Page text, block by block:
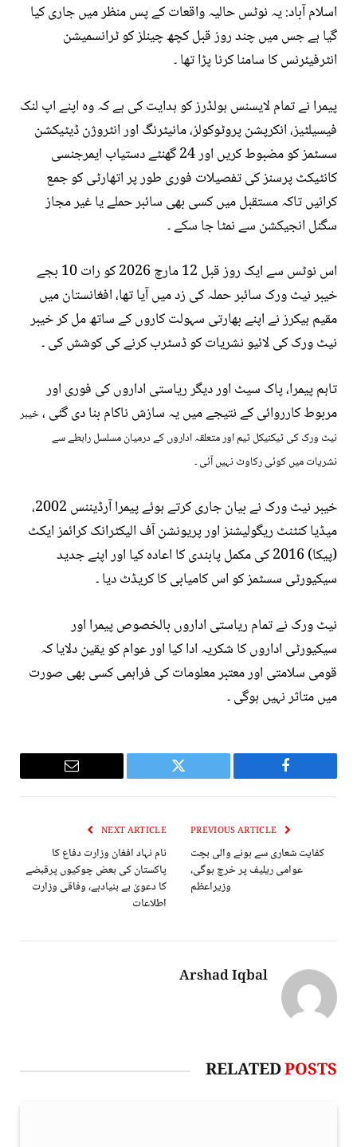
اسلام آباد: یہ نوٹس حالیہ واقعات کے پس منظر میں جاری کیا
گیا ہے جس میں چند روز قبل کچھ چینلز کو ٹرانسمیشن
انٹرفیئرنس کا سامنا کرنا پڑا تھا ۔
پیمرا نے تمام لایسنس ہولڈرز کو ہدایت کی ہے کہ وہ اپنے اپ لنک
فیسیلٹیز، انکرپشن پروٹوکولز، مانیٹرنگ اور انٹروژن ڈیٹیکشن
سسٹمز کو مضبوط کریں اور 24 گھنٹے دستیاب ایمرجنسی
کانٹیکٹ پرسنز کی تفصیلات فوری طور پر اتھارٹی کو جمع
کرائیں تاکہ مستقبل میں کسی بھی سائبر حملے یا غیر مجاز
سگنل انجیکشن سے نمٹا جا سکے ۔
اس نوٹس سے ایک روز قبل 12 مارچ 2026 کو رات 10 بجے
خیبر نیٹ ورک سائبر حملہ کی زد میں آیا تھا، افغانستان میں
مقیم ہیکرز نے اپنے بھارتی سہولت کاروں کے ساتھ مل کر خیبر
نیٹ ورک کی لائیو نشریات کو ڈسٹرب کرنے کی کوشش کی ۔
تاہم پیمرا، پاک سیٹ اور دیگر ریاستی اداروں کی فوری اور
مربوط کارروائی کے نتیجے میں یہ سازش ناکام بنا دی گئی ،خیبر
نیٹ ورک کی ٹیکنیکل ٹیم اور متعلقہ اداروں کے درمیان مسلسل رابطے سے
نشریات میں کوئی رکاوٹ نہیں آئی ۔
خیبر نیٹ ورک نے بیان جاری کرتے ہوئے پیمرا آرڈیننس 2002،
میڈیا کنٹنٹ ریگولیشنز اور پریونشن آف الیکٹرانک کرائمز ایکٹ
(پیکا) 2016 کی مکمل پابندی کا اعادہ کیا اور اپنے جدید
سیکیورٹی سسٹمز کو اس کامیابی کا کریڈٹ دیا ۔
نیٹ ورک نے تمام ریاستی اداروں بالخصوص پیمرا اور
سیکیورٹی اداروں کا شکریہ ادا کیا اور عوام کو یقین دلایا کہ
قومی سلامتی اور معتبر معلومات کی فراہمی کسی بھی صورت
میں متاثر نہیں ہوگی ۔
Facebook
Twitter
Email
کفایت شعاری سے ہونے والی بچت
عوامی ریلیف پر خرچ ہوگی،
وزیراعظم
NEXT ARTICLE
نام نہاد افغان وزارت دفاع کا
پاکستان کی بعض چوکیوں پرقبضے
کا دعویٰ بے بنیادہے، وفاقی وزارت
اطلاعات
Arshad Iqbal
RELATEDPOSTS